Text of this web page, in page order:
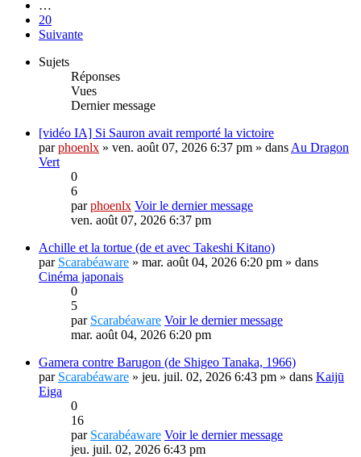
…
20
Suivante
Sujets
Réponses
Vues
Dernier message
[vidéo IA] Si Sauron avait remporté la victoire
parphoenlx » ven. août 07, 2026 6:37 pm » dans Au Dragon
Vert
0
6
parphoenlx Voir le dernier message
ven. août 07, 2026 6:37 pm
Achille et la tortue (de et avec Takeshi Kitano)
par Scarabéaware » mar. août 04, 2026 6:20 pm » dans
Cinéma japonais
0
5
par Scarabéaware Voir le dernier message
mar. août 04, 2026 6:20 pm
Gamera contre Barugon (de Shigeo Tanaka, 1966)
par Scarabéaware » jeu. juil. 02, 2026 6:43 pm » dans Kaijū
Eiga
0
16
par Scarabéaware Voir le dernier message
jeu. juil. 02, 2026 6:43 pm